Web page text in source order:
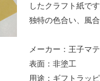
したクラフト紙です
独特の色合い、風
メーカー：王子マ
表面：非塗工
用途：ギフトラッ